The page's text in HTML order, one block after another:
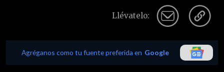
Llévatelo:
Agréganos como tu fuente preferida en Google